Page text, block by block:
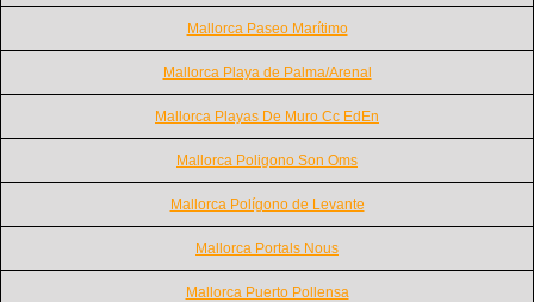
Mallorca Paseo Marítimo
Mallorca Playa de Palma/Arenal
Mallorca Playas De Muro Cc EdEn
Mallorca Poligono Son Oms
Mallorca Polígono de Levante
Mallorca Portals Nous
Mallorca Puerto Pollensa